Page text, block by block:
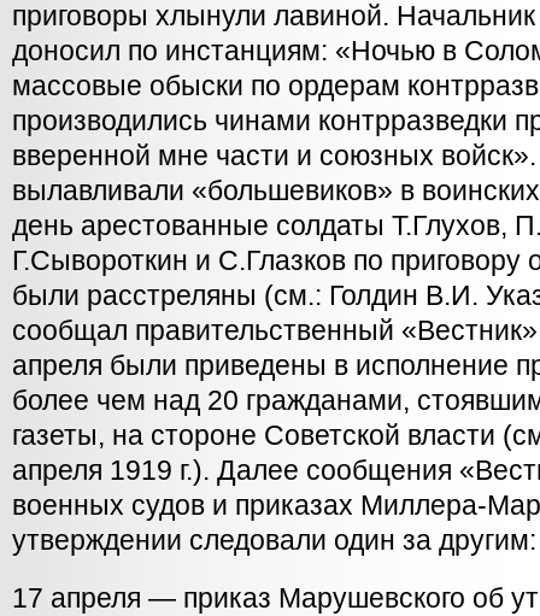
приговоры хлынули лавиной.
доносил по инстанциям: «Ночью в
массовые обыски по ордерам
производились чинами контрразведки
вверенной мне части и союзных
вылавливали «большевиков» в
день арестованные солдаты Т.Глухов,
Г.Сывороткин и С.Глазков по приговору
были расстреляны (см.: Голдин В.И.
сообщал правительственный
апреля были приведены в исполнение
более чем над 20 гражданами,
газеты, на стороне Советской власти
апреля 1919 г.). Далее сообщения
военных судов и приказах Миллера-
утверждении следовали один за другим:
17 апреля — приказ Марушевского об